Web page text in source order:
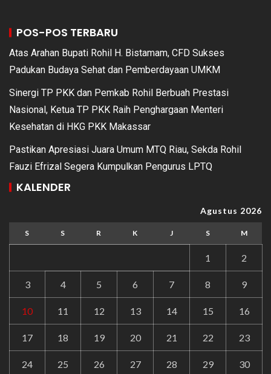
POS-POS TERBARU
Atas Arahan Bupati Rohil H. Bistamam, CFD Sukses
Padukan Budaya Sehat dan Pemberdayaan UMKM
Sinergi TP PKK dan Pemkab Rohil Berbuah Prestasi
Nasional, Ketua TP PKK Raih Penghargaan Menteri
Kesehatan di HKG PKK Makassar
Pastikan Apresiasi Juara Umum MTQ Riau, Sekda Rohil
Fauzi Efrizal Segera Kumpulkan Pengurus LPTQ
KALENDER
Agustus 2026
S S R K J S M
1 2
3 4 5 6 7 8 9
10 11 12 13 14 15 16
17 18 19 20 21 22 23
24 25 26 27 28 29 30